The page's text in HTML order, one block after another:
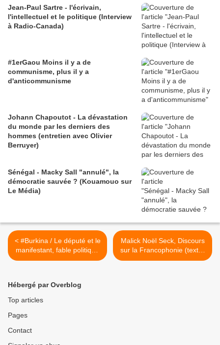
Jean-Paul Sartre - l'écrivain,
l'intellectuel et le politique (Interview
à Radio-Canada)
#1erGaou Moins il y a de
communisme, plus il y a
d'anticommunisme
Johann Chapoutot - La dévastation
du monde par les derniers des
hommes (entretien avec Olivier
Berruyer)
Sénégal - Macky Sall "annulé", la
démocratie sauvée ? (Kouamouo sur
Le Média)
< #Burkina / Le député et le
manifestant, fable politique
contemporaine
Malick Noël Seck, Discours
sur la Francophonie (texte)
>
Hébergé par Overblog
Top articles
Pages
Contact